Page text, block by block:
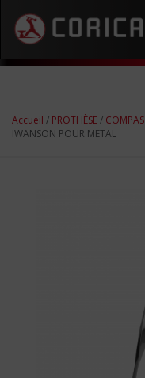
Accueil / PROTHÈSE/ COMPAS
IWANSON POUR METAL